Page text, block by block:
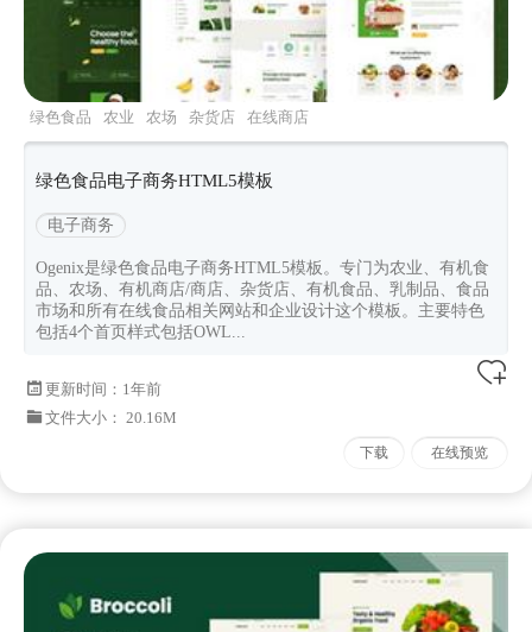
绿色食品 农业 农场 杂货店 在线商店
绿色食品电子商务HTML5模板
电子商务
Ogenix是绿色食品电子商务HTML5模板。专门为农业、有机食
品、农场、有机商店/商店、杂货店、有机食品、乳制品、食品
市场和所有在线食品相关网站和企业设计这个模板。主要特色
包括4个首页样式包括OWL...
更新时间： 1年前
文件大小： 20.16M
下载 在线预览